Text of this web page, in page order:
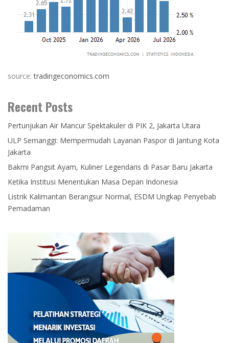
source:tradingeconomics.com
Recent Posts
Pertunjukan Air Mancur Spektakuler di PIK 2, Jakarta Utara
ULP Semanggi: Mempermudah Layanan Paspor di Jantung Kota
Jakarta
Bakmi Pangsit Ayam, Kuliner Legendaris di Pasar Baru Jakarta
Ketika Institusi Menentukan Masa Depan Indonesia
Listrik Kalimantan Berangsur Normal, ESDM Ungkap Penyebab
Pemadaman